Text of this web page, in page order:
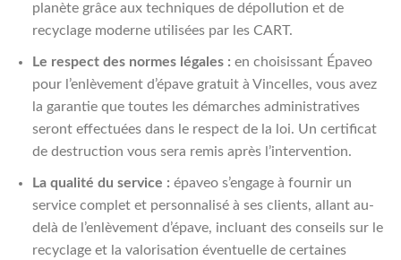
planète grâce aux techniques de dépollution et de
recyclage moderne utilisées par les CART.
Le respect des normes légales : en choisissant Épaveo
pour l’enlèvement d’épave gratuit à Vincelles, vous avez
la garantie que toutes les démarches administratives
seront effectuées dans le respect de la loi. Un certificat
de destruction vous sera remis après l’intervention.
La qualité du service : épaveo s’engage à fournir un
service complet et personnalisé à ses clients, allant au-
delà de l’enlèvement d’épave, incluant des conseils sur le
recyclage et la valorisation éventuelle de certaines